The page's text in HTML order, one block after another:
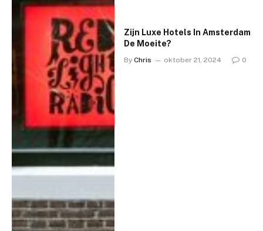
Zijn Luxe Hotels In Amsterdam
De Moeite?
By Chris oktober 21, 2024 0